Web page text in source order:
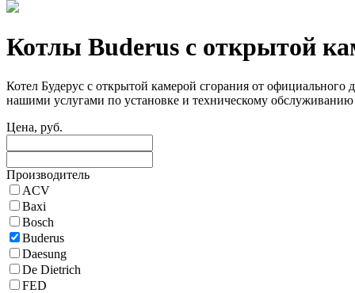
Котлы Buderus с открытой
Котел Будерус с открытой камерой сгорания от
нашими услугами по установке и техническому
Цена, руб.
Производитель
ACV
Baxi
Bosch
Buderus
Daesung
De Dietrich
FED